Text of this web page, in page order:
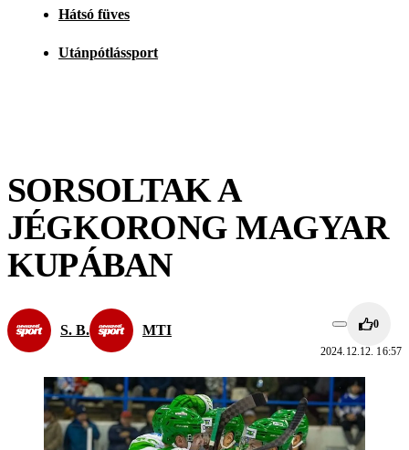
Hátsó füves
Utánpótlássport
SORSOLTAK A
JÉGKORONG MAGYAR
KUPÁBAN
S. B. MTI 0
2024.12.12. 16:57